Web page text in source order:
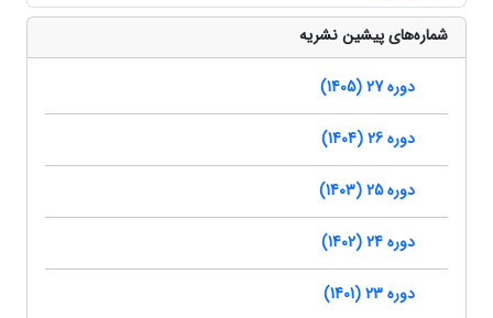
شماره‌های پیشین نشریه
دوره 27 (1405)
دوره 26 (1404)
دوره 25 (1403)
دوره 24 (1402)
دوره 23 (1401)